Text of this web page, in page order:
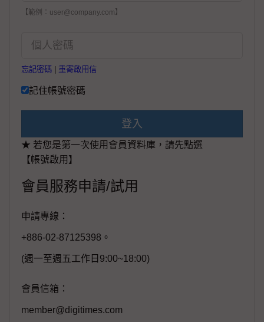
【範例：user@company.com】
忘記密碼 重寄啟用信
記住帳號密碼
登入
★ 若您是第一次使用會員資料庫，請先點選
【帳號啟用】
會員服務申請/試用
申請專線：
+886-02-87125398。
(週一至週五工作日9:00~18:00)
會員信箱：
member@digitimes.com